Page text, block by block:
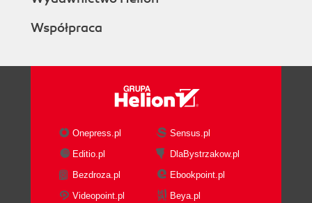
Współpraca
Onepress.pl
Sensus.pl
Editio.pl
DlaBystrzakow.pl
Bezdroza.pl
Ebookpoint.pl
Videopoint.pl
Beya.pl